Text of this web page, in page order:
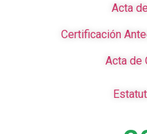
Acta
Certificación
Acta de